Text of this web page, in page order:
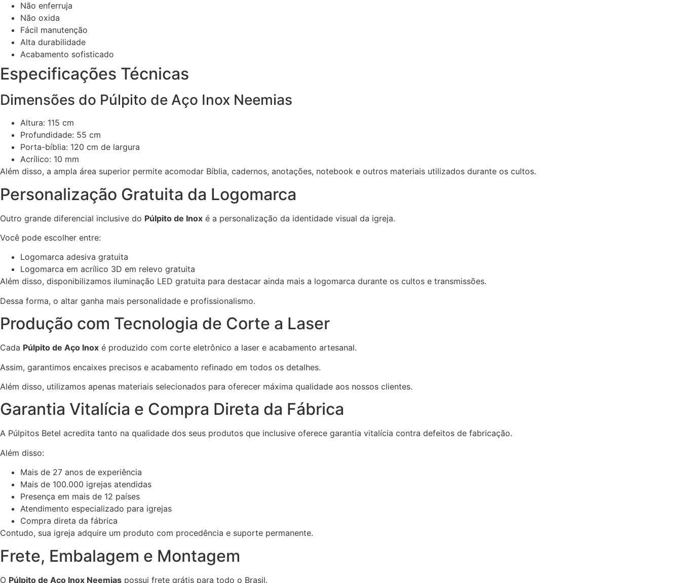
Não enferruja
Não oxida
Fácil manutenção
Alta durabilidade
Acabamento sofisticado
Especificações Técnicas
Dimensões do Púlpito de Aço Inox Neemias
Altura: 115 cm
Profundidade: 55 cm
Porta-bíblia: 120 cm de largura
Acrílico: 10 mm
Além disso, a ampla área superior permite acomodar Bíblia, cadernos, anotações, notebook e outros materiais utilizados durante os cultos.
Personalização Gratuita da Logomarca
Outro grande diferencial inclusive do Púlpito de Inox é a personalização da identidade visual da igreja.
Você pode escolher entre:
Logomarca adesiva gratuita
Logomarca em acrílico 3D em relevo gratuita
Além disso, disponibilizamos iluminação LED gratuita para destacar ainda mais a logomarca durante os cultos e transmissões.
Dessa forma, o altar ganha mais personalidade e profissionalismo.
Produção com Tecnologia de Corte a Laser
Cada Púlpito de Aço Inox é produzido com corte eletrônico a laser e acabamento artesanal.
Assim, garantimos encaixes precisos e acabamento refinado em todos os detalhes.
Além disso, utilizamos apenas materiais selecionados para oferecer máxima qualidade aos nossos clientes.
Garantia Vitalícia e Compra Direta da Fábrica
A Púlpitos Betel acredita tanto na qualidade dos seus produtos que inclusive oferece garantia vitalícia contra defeitos de fabricação.
Além disso:
Mais de 27 anos de experiência
Mais de 100.000 igrejas atendidas
Presença em mais de 12 países
Atendimento especializado para igrejas
Compra direta da fábrica
Contudo, sua igreja adquire um produto com procedência e suporte permanente.
Frete, Embalagem e Montagem
O Púlpito de Aço Inox Neemias possui frete grátis para todo o Brasil.